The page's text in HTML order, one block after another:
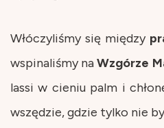
Włóczyliśmy się między
wspinaliśmy naWzgórze
lassi w cieniu palm i
wszędzie, gdzie tylko nie